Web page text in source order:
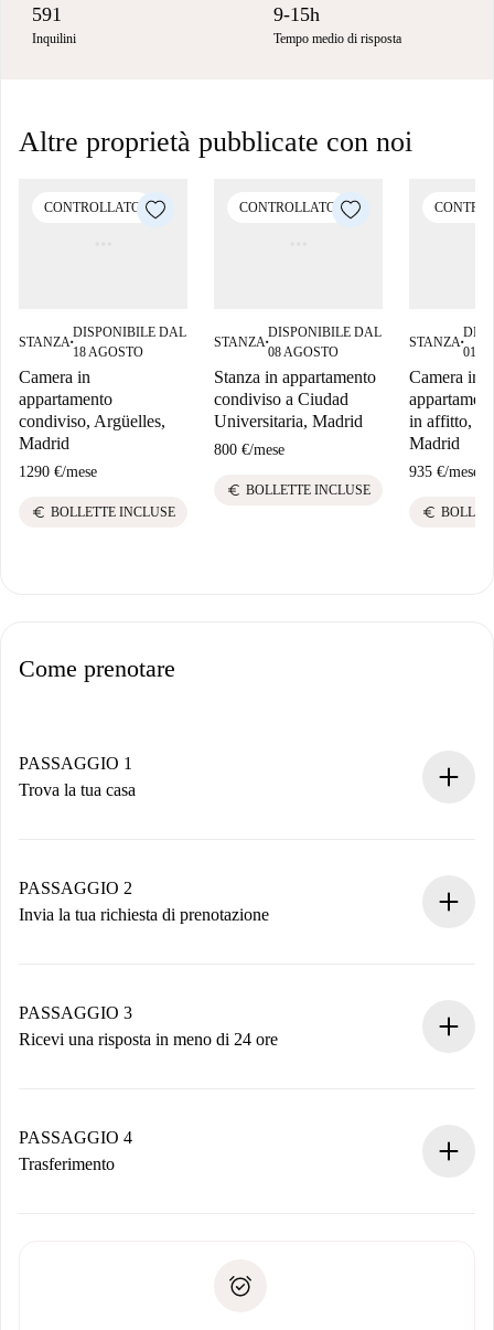
591
Inquilini
9-15h
Tempo medio di risposta
Altre proprietà pubblicate con noi
CONTROLLATO
STANZA■
DISPONIBILE DAL
18 AGOSTO
Camera in
appartamento
condiviso, Argüelles,
Madrid
1290 €/mese
euro BOLLETTE INCLUSE
CONTROLLATO
STANZA■
DISPONIBILE DAL
08 AGOSTO
Stanza in appartamento
condiviso a Ciudad
Universitaria, Madrid
800 €/mese
euro BOLLETTE INCLUSE
STANZA■
01
Camera in
in affitto,
Madrid
935 €/mese
euro
Come prenotare
PASSAGGIO 1
Trova la tua casa
Hai tutte le informazioni necessarie in anticipo.
PASSAGGIO 2
Invia la tua richiesta di prenotazione
non accetta.
PASSAGGIO 3
Ricevi una risposta in meno di 24 ore
contatto con il proprietario.
Se rifiutata: non ti addebiteremo nulla e ti proporremo
Domiciliazione del pagamento
PASSAGGIO 4
Trasferimento
solo se non segnali problemi.